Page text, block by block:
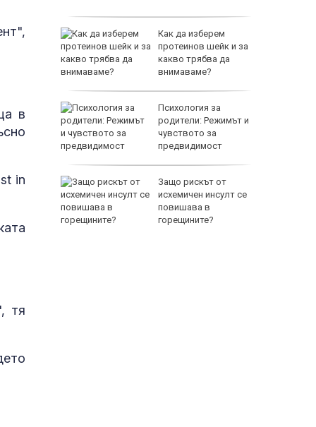
в
in
тя
10 за
Как да изберем
протеинов шейк и за
какво трябва да
внимаваме?
Психология за
родители: Режимът и
чувството за
предвидимост
Защо рискът от
исхемичен инсулт се
повишава в
горещините?